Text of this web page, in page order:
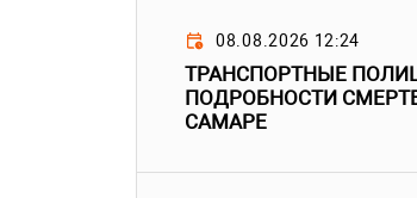
08.08.2026 12:24
ТРАНСПОРТНЫЕ
ПОДРОБНОСТИ
САМАРЕ